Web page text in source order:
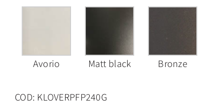
Avorio Matt black Bronze
COD: KLOVERPFP240G